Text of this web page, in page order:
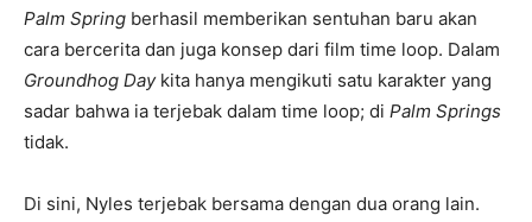
Palm Spring berhasil memberikan sentuhan baru akan
cara bercerita dan juga konsep dari film time loop. Dalam
Groundhog Daykita hanya mengikuti satu karakter yang
sadar bahwa ia terjebak dalam time loop; di Palm Springs
tidak.
Di sini, Nyles terjebak bersama dengan dua orang lain.